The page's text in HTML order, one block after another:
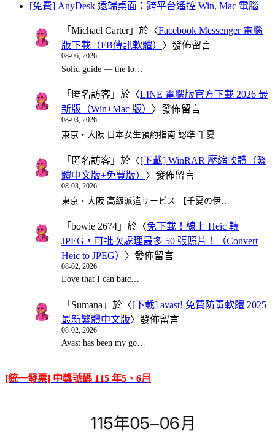
[免費] AnyDesk 遠端桌面：跨平台遙控 Win, Mac 電腦
「 Michael Carter」於〈Facebook Messenger 電腦
版下載（FB傳訊軟體）
〉發佈留言
08-06, 2026
Solid guide — the lo…
「 匿名訪客 」於〈LINE 電腦版官方下載 2026 最
新版（Win+Mac 版） 〉發佈留言
08-03, 2026
東京・大阪 日本女生預約指南 認準 千夏…
「 匿名訪客 」於〈[下載] WinRAR 壓縮軟體（繁
體中文版+免費版） 〉發佈留言
08-03, 2026
東京・大阪 高級派遣サービス 【千夏の伊…
「 bowie 2674 」於〈免下載！線上 Heic 轉
JPEG，可批次處理最多 50 張照片！（Convert
Heic to JPEG） 〉發佈留言
08-02, 2026
Love that I can batc…
「 Sumana 」於〈[下載] avast! 免費防毒軟體 2025
最新繁體中文版〉發佈留言
08-02, 2026
Avast has been my go…
[統一發票] 中獎號碼 115 年5、6月